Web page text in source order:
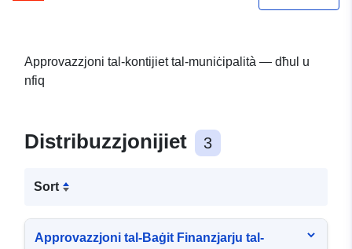
Approvazzjoni tal-kontijiet tal-muniċipalità — dħul u
nfiq
Distribuzzjonijiet 3
Sort
Approvazzjoni tal-Baġit Finanzjarju tal-